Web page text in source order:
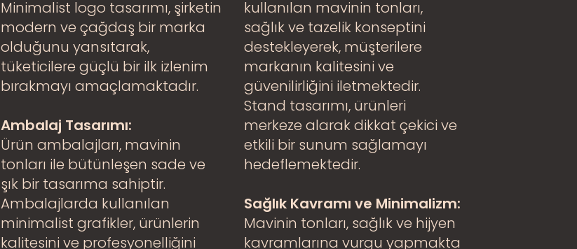
Minimalist logo tasarımı, şirketin
modern ve çağdaş bir marka
olduğunu yansıtarak,
tüketicilere güçlü bir ilk izlenim
bırakmayı amaçlamaktadır.
Ambalaj Tasarımı:
Ürün ambalajları, mavinin
tonları ile bütünleşen sade ve
şık bir tasarıma sahiptir.
Ambalajlarda kullanılan
minimalist grafikler, ürünlerin
kalitesini ve profesyonelliğini
kullanılan mavinin tonları,
sağlık ve tazelik konseptini
destekleyerek, müşterilere
markanın kalitesini ve
güvenilirliğini iletmektedir.
Stand tasarımı, ürünleri
merkeze alarak dikkat çekici ve
etkili bir sunum sağlamayı
hedeflemektedir.
Sağlık Kavramı ve Minimalizm:
Mavinin tonları, sağlık ve hijyen
kavramlarına vurgu yapmakta